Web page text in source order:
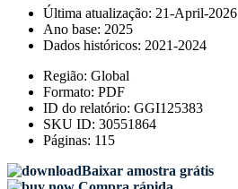
Última atualização: 21-April-2026
Ano base: 2025
Dados históricos: 2021-2024
Região: Global
Formato: PDF
ID do relatório: GGI125383
SKU ID: 30551864
Páginas: 115
Baixar amostra grátis